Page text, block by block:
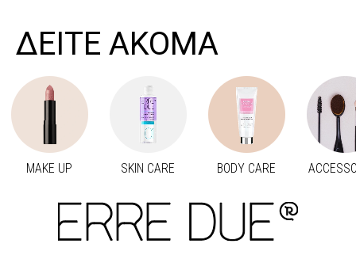
ΔΕΙΤΕ ΑΚΟΜΑ
MAKE UP SKIN CARE BODY CARE